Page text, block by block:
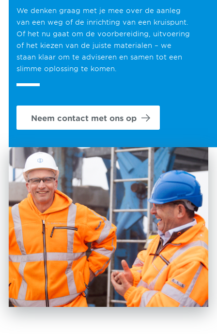
We denken graag met je mee over de aanleg
van een weg of de inrichting van een kruispunt.
Of het nu gaat om de voorbereiding, uitvoering
of het kiezen van de juiste materialen – we
staan klaar om te adviseren en samen tot een
slimme oplossing te komen.
Neem contact met ons op